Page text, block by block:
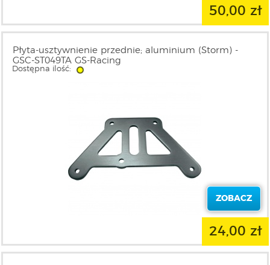
50,00 zł
Płyta-usztywnienie przednie; aluminium (Storm) -
GSC-ST049TA GS-Racing
Dostępna ilość:
ZOBACZ
24,00 zł